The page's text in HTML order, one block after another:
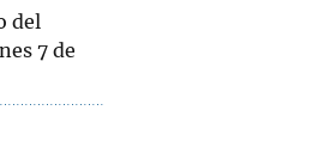
del
7 de